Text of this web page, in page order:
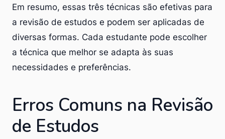
Em resumo, essas três técnicas são efetivas para
a revisão de estudos e podem ser aplicadas de
diversas formas. Cada estudante pode escolher
a técnica que melhor se adapta às suas
necessidades e preferências.
Erros Comuns na Revisão
de Estudos